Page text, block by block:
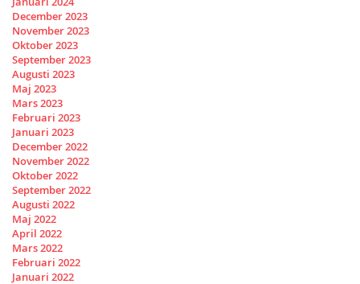
December 2023
November 2023
Oktober 2023
September 2023
Augusti 2023
Maj 2023
Mars 2023
Februari 2023
Januari 2023
December 2022
November 2022
Oktober 2022
September 2022
Augusti 2022
Maj 2022
April 2022
Mars 2022
Februari 2022
Januari 2022